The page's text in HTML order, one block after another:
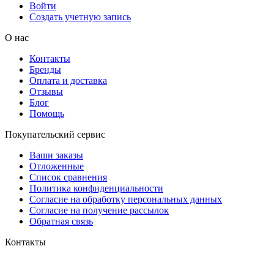
Войти
Создать учетную запись
О нас
Контакты
Бренды
Оплата и доставка
Отзывы
Блог
Помощь
Покупательский сервис
Ваши заказы
Отложенные
Список сравнения
Политика конфиденциальности
Согласие на обработку персональных данных
Согласие на получение рассылок
Обратная связь
Контакты